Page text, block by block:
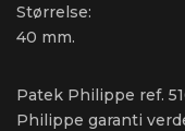
Størrelse:
40 mm.
Patek Philippe ref.
Philippe garanti